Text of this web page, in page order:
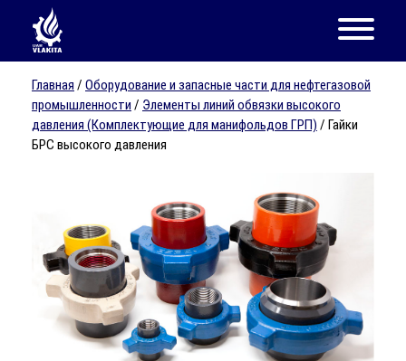
Главная / Оборудование и запасные части для нефтегазовой
промышленности / Элементы линий обвязки высокого
давления (Комплектующие для манифольдов ГРП) / Гайки
БРС высокого давления